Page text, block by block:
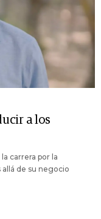
a los
carrera por la
de su negocio